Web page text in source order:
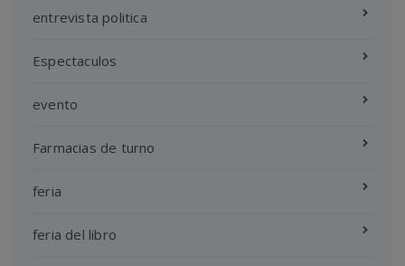
entrevista politica
Espectaculos
evento
Farmacias de turno
feria
feria del libro